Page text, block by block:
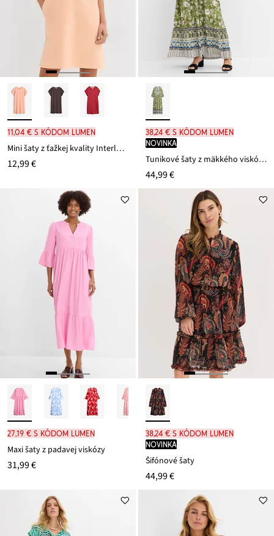
11,04 € s kódom LUMEN
Mini šaty z ťažkej kvality Interlock
12,99 €
38,24 € s kódom LUMEN
novinka
Tunikové šaty z mäkkého viskózového mixu
44,99 €
27,19 € s kódom LUMEN
Maxi šaty z padavej viskózy
31,99 €
38,24 € s kódom LUMEN
novinka
Šifónové šaty
44,99 €